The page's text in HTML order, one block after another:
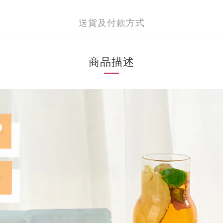
送貨及付款方式
商品描述